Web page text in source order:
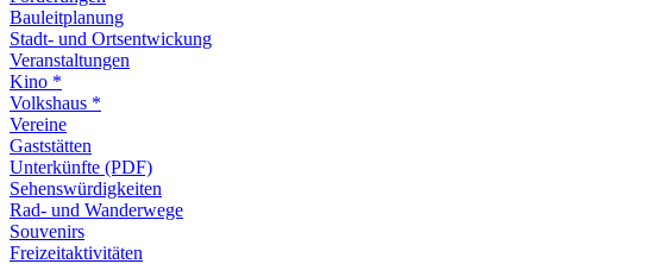
Bauleitplanung
Stadt- und Ortsentwickung
Veranstaltungen
Kino *
Volkshaus *
Vereine
Gaststätten
Unterkünfte (PDF)
Sehenswürdigkeiten
Rad- und Wanderwege
Souvenirs
Freizeitaktivitäten